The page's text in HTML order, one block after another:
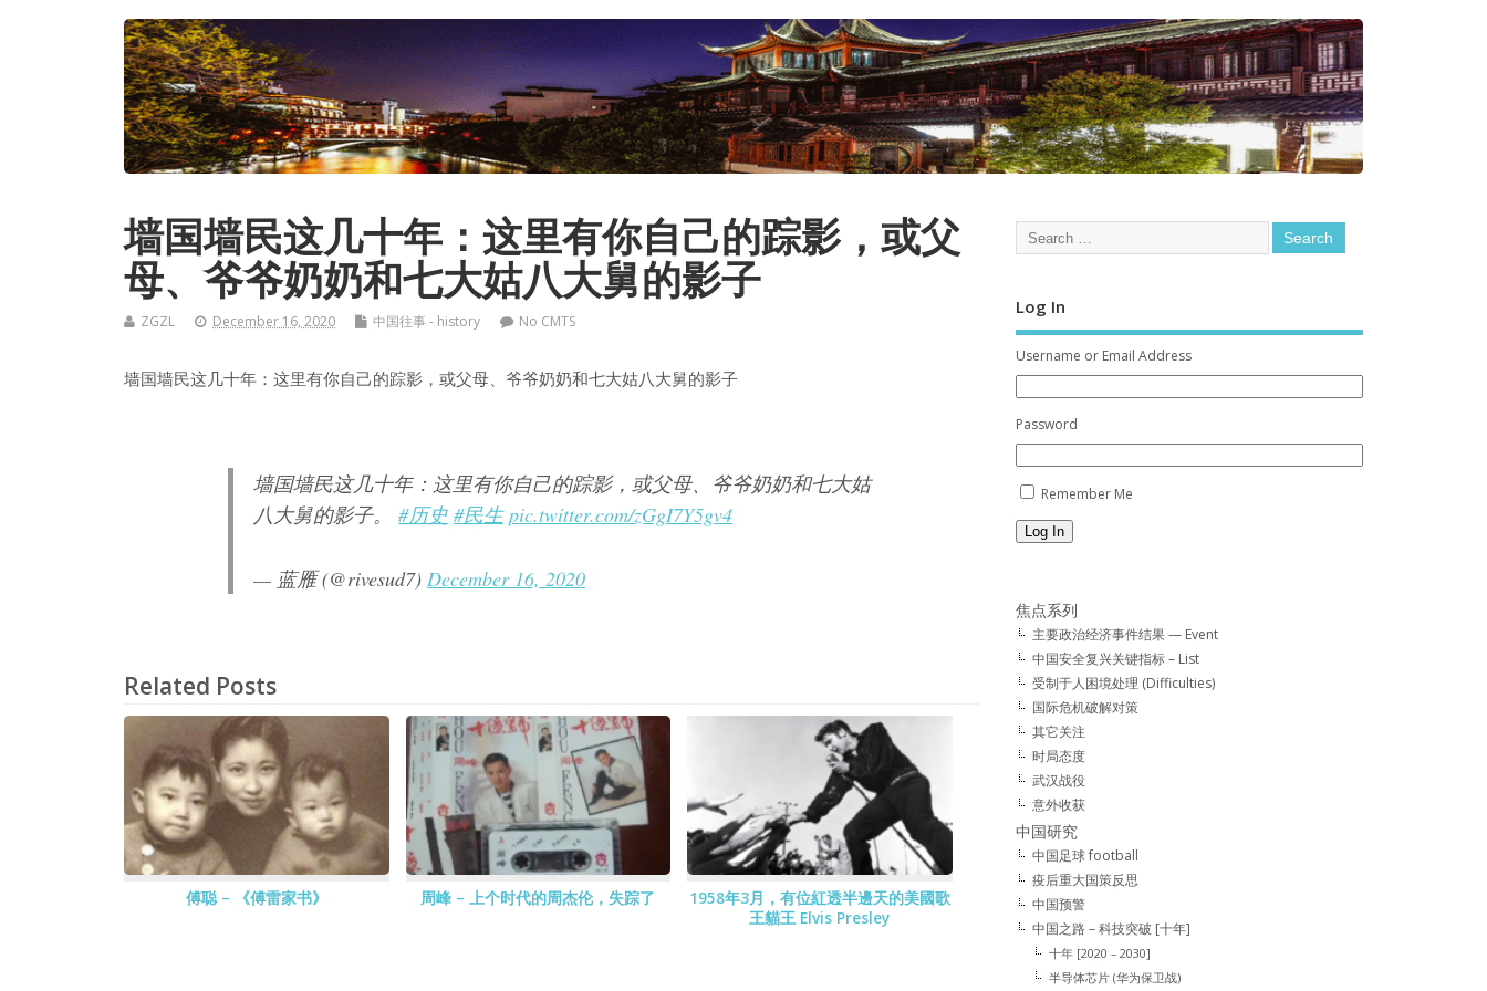
墙国墙民这几十年：这里有你自己的踪影，或父
母、爷爷奶奶和七大姑八大舅的影子
ZGZL December 16, 2020 中国往事 - history No CMTS
墙国墙民这几十年：这里有你自己的踪影，或父母、爷爷奶奶和七大姑八大舅的影子
墙国墙民这几十年：这里有你自己的踪影，或父母、爷爷奶奶和七大姑
八大舅的影子。 #历史 #民生 pic.twitter.com/zGgI7Y5gv4
— 蓝雁 (@rivesud7) December 16, 2020
Related Posts
傅聪 – 《傅雷家书》 周峰 – 上个时代的周杰伦，失踪了
1958年3月，有位紅透半邊天的美國歌
王貓王 Elvis Presley
Log In
Username or Email Address
Password
Remember Me
Log In
焦点系列
主要政治经济事件结果 — Event
中国安全复兴关键指标 – List
受制于人困境处理 (Difficulties)
国际危机破解对策
其它关注
时局态度
武汉战役
意外收获
中国研究
中国足球 football
疫后重大国策反思
中国预警
中国之路 – 科技突破 [十年]
十年 [2020 – 2030]
半导体芯片 (华为保卫战)